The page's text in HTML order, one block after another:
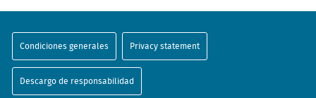
Condiciones generales Privacy statement
Descargo de responsabilidad